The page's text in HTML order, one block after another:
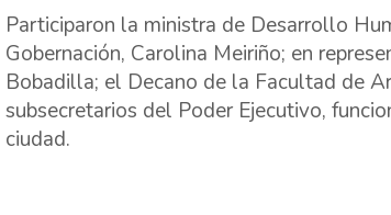
Participaron la ministra de Desarrollo
Gobernación, Carolina Meiriño; en
Bobadilla; el Decano de la Facultad de
subsecretarios del Poder Ejecutivo,
ciudad.